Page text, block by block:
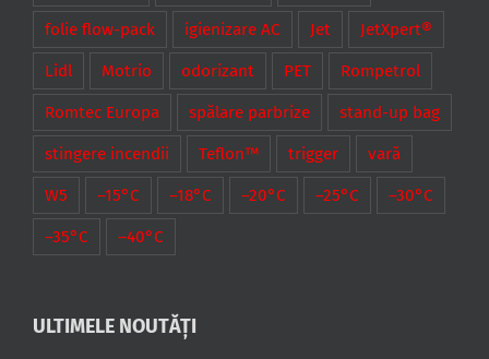
folie flow-pack igienizare AC Jet JetXpert®
Lidl Motrio odorizant PET Rompetrol
Romtec Europa spălare parbrize stand-up bag
stingere incendii Teflon™ trigger vară
W5 –15°C –18°C –20°C –25°C –30°C
–35°C –40°C
ULTIMELE NOUTĂȚI